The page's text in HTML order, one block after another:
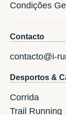
Condições
Contacto
contacto@i-
Desportos &
Corrida
Trail Running